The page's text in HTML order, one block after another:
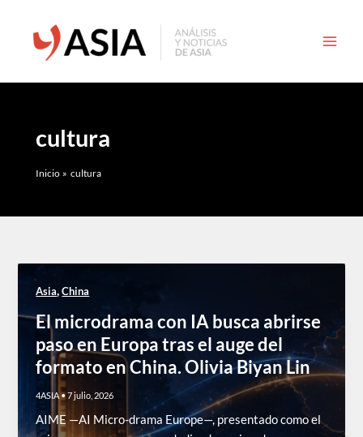
contenido
cultura
Inicio cultura
Asia,China
El microdrama con IA busca abrirse
paso en Europa tras el auge del
formato en China. Olivia Biyan Lin
4ASIA•7 julio, 2026
AIME —AI Micro-drama Europe—, presentado como el